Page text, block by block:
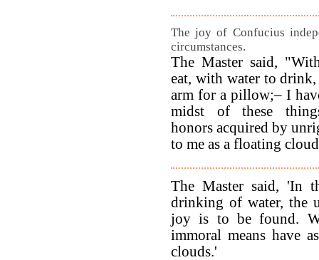
The joy of Confucius
circumstances.
The Master said,
eat, with water to
arm for a pillow;– I
midst of these
honors acquired by
to me as a floating
The Master said, 'In
drinking of water, the
joy is to be found.
immoral means have
clouds.'